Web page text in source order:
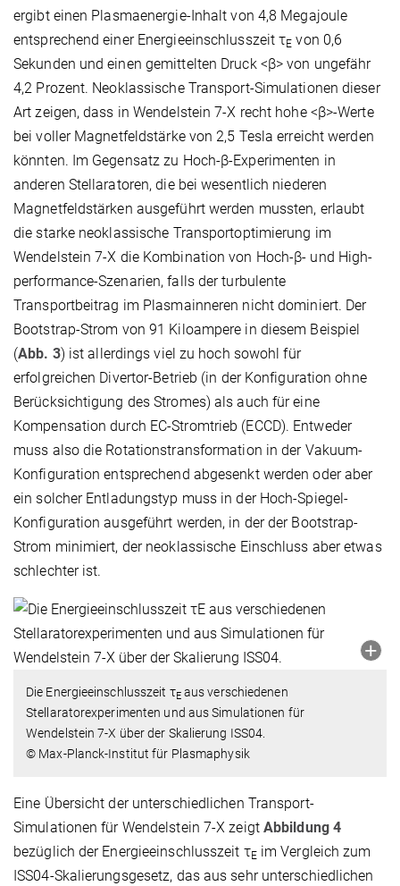
ergibt einen Plasmaenergie-Inhalt von 4,8 Megajoule
entsprechend einer Energieeinschlusszeit τE von 0,6
Sekunden und einen gemittelten Druck <β> von ungefähr
4,2 Prozent. Neoklassische Transport-Simulationen dieser
Art zeigen, dass in Wendelstein 7-X recht hohe <β>-Werte
bei voller Magnetfeldstärke von 2,5 Tesla erreicht werden
könnten. Im Gegensatz zu Hoch-β-Experimenten in
anderen Stellaratoren, die bei wesentlich niederen
Magnetfeldstärken ausgeführt werden mussten, erlaubt
die starke neoklassische Transportoptimierung im
Wendelstein 7-X die Kombination von Hoch-β- und High-
performance-Szenarien, falls der turbulente
Transportbeitrag im Plasmainneren nicht dominiert. Der
Bootstrap-Strom von 91 Kiloampere in diesem Beispiel
(Abb. 3) ist allerdings viel zu hoch sowohl für
erfolgreichen Divertor-Betrieb (in der Konfiguration ohne
Berücksichtigung des Stromes) als auch für eine
Kompensation durch EC-Stromtrieb (ECCD). Entweder
muss also die Rotationstransformation in der Vakuum-
Konfiguration entsprechend abgesenkt werden oder aber
ein solcher Entladungstyp muss in der Hoch-Spiegel-
Konfiguration ausgeführt werden, in der der Bootstrap-
Strom minimiert, der neoklassische Einschluss aber etwas
schlechter ist.
Die Energieeinschlusszeit τEaus verschiedenen
Stellaratorexperimenten und aus Simulationen für
Wendelstein 7-X über der Skalierung ISS04.
© Max-Planck-Institut für Plasmaphysik
Eine Übersicht der unterschiedlichen Transport-
Simulationen für Wendelstein 7-X zeigt Abbildung 4
bezüglich der Energieeinschlusszeit τEim Vergleich zum
ISS04-Skalierungsgesetz, das aus sehr unterschiedlichen